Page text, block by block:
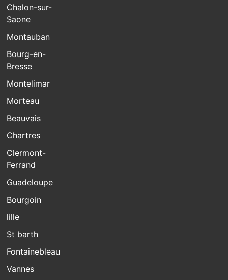
Chalon-sur-
Saone
Montauban
Bourg-en-
Bresse
Montelimar
Morteau
Beauvais
Chartres
Clermont-
Ferrand
Guadeloupe
Bourgoin
lille
St barth
Fontainebleau
Vannes